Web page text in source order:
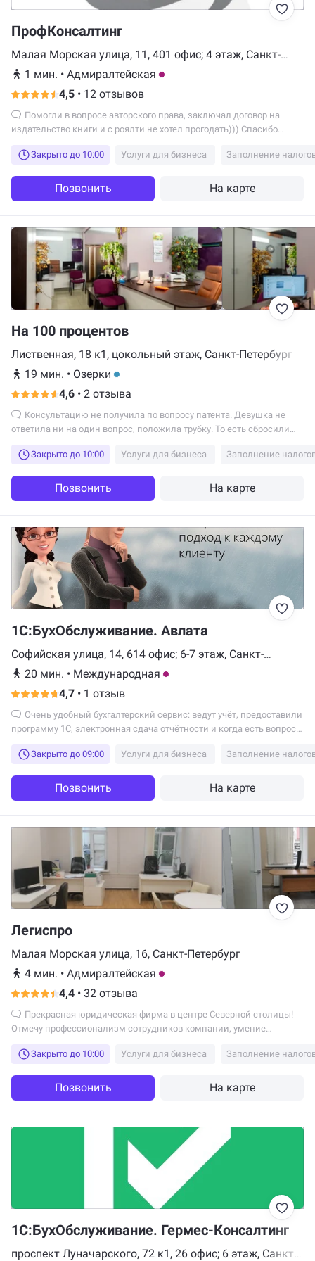
ПрофКонсалтинг
Малая Морская улица, 11, 401 офис; 4 этаж, Санкт-
Петербург
1 мин. • Адмиралтейская
4,5 • 12 отзывов
издательство книги и с роялти не хотел прогодать))) Спасибо
Закрыто до 10:00
Услуги для бизнеса Заполнение
Позвонить На карте
На 100 процентов
Лиственная, 18 к1, цокольный этаж, Санкт-Петербург
19 мин. • Озерки
4,6 • 2 отзыва
ответила ни на один вопрос, положила трубку. То есть сбросили
Закрыто до 10:00
Услуги для бизнеса Заполнение
Позвонить На карте
1С:БухОбслуживание. Авлата
Софийская улица, 14, 614 офис; 6-7 этаж, Санкт-
Петербург
20 мин. • Международная
4,7 • 1 отзыв
программу 1С, электронная сдача отчётности и когда есть вопросы
Закрыто до 09:00
Услуги для бизнеса Заполнение
Позвонить На карте
Легиспро
Малая Морская улица, 16, Санкт-Петербург
4 мин. • Адмиралтейская
4,4 • 32 отзыва
Отмечу профессионализм сотрудников компании, умение
в кратчайшие сроки предложить максимально удобное решение.
консультировала меня по интересующему вопросу. Благодаря ей
мою проблему удалось решить в кратчайшие сроки. Если Вам
Петербурге - обращайтесь в Legispro.
Закрыто до 10:00 Услуги для бизнеса Заполнение
Позвонить На карте
1С:БухОбслуживание. Гермес-Консалтинг
проспект Луначарского, 72 к1, 26 офис; 6 этаж, Санкт-